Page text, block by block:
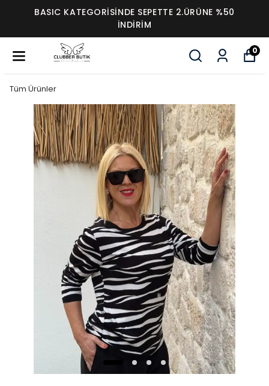
BASIC KATEGORİSİNDE SEPETTE 2.ÜRÜNE %50
İNDİRİM
0
Tüm Ürünler